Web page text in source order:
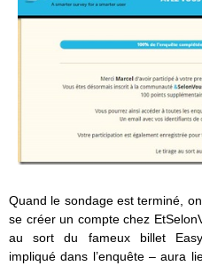
Quand le sondage est terminé,
se créer un compte chez
au sort du fameux billet
impliqué dans l’enquête – aura